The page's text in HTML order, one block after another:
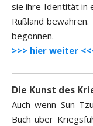
sie ihre Identität in
Rußland
begonnen.
>>> hier weiter
Die Kunst des
Auch wenn Sun
Buch über